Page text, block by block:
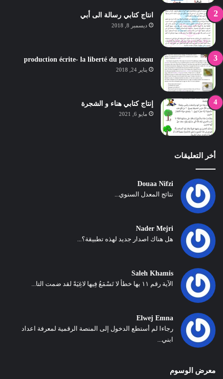
انتاج كتابي رسالة الى أبي
ديسمبر 8, 2018
production écrite- la liberté du petit oiseau
يناير 24, 2018
إنتاج كتابي هناء و الشجرة
مايو 6, 2021
أخر التعليقات
Douaa Nifzi
نتائج المعدل السنوي...
Nader Mejri
هل هناك اصدار جديد لهذه تطبيقة؟...
Saleh Khamis
الآية رقم ١١ بها خطأ لا تَسْمَعُ فِيها لاغِيَةً لقد ضمت التا...
Elwej Emna
رجاءا لم أستطع الدخول إلى المنصة الرقمية لمعرفة اعداد
ابني...
معرض الوسوم